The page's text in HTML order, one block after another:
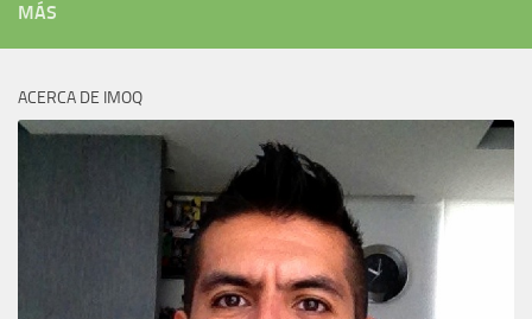
MÁS
ACERCA DE IMOQ